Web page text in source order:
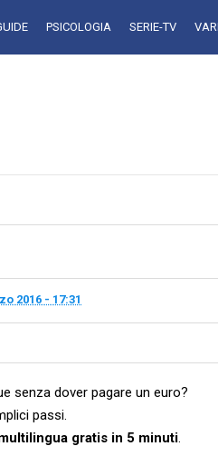
PSICOLOGIA SERIE-TV
2016 - 17:31
senza dover pagare un euro?
passi.
gratis in 5 minuti.